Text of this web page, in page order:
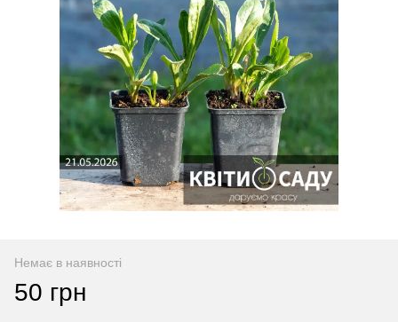
Немає в наявності
50 грн